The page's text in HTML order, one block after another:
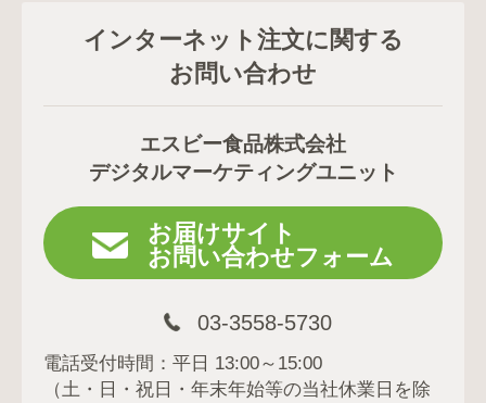
インターネット注文に関する
お問い合わせ
エスビー食品株式会社
デジタルマーケティングユニット
お届けサイト
お問い合わせフォーム
03-3558-5730
電話受付時間：平日 13:00～15:00
（土・日・祝日・年末年始等の当社休業日を除